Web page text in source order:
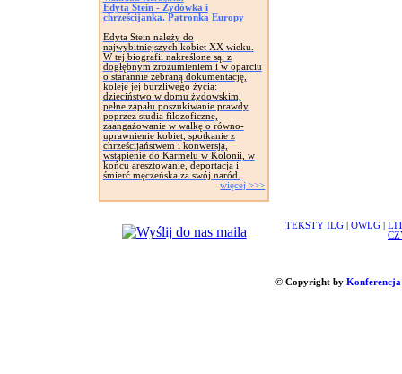
Edyta Stein - Żydówka i
chrześcijanka. Patronka Europy
Edyta Stein należy do
najwybitniejszych kobiet XX wieku.
W tej biografii nakreślone są, z
dogłębnym zrozumieniem i w oparciu
o starannie zebraną dokumentację,
koleje jej burzliwego życia:
dzieciństwo w domu żydowskim,
pełne zapału poszukiwanie prawdy
poprzez studia filozoficzne,
zaangażowanie w walkę o równo-
uprawnienie kobiet, spotkanie z
chrześcijaństwem i konwersja,
wstąpienie do Karmelu w Kolonii, w
końcu aresztowanie, deportacja i
śmierć męczeńska za swój naród.
więcej >>>
TEKSTY ILG OWLG
© Copyright by Konferencja